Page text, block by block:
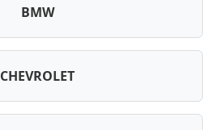
BMW
CHEVROLET